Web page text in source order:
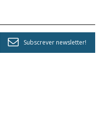
Subscrever newsletter!